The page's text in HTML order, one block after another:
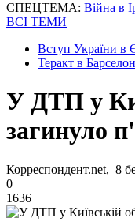
СПЕЦТЕМА: Війна в
ВСІ ТЕМИ
Вступ України в
Теракт в
У ДТП у
загинуло
Корреспондент.net, 8
0
1636